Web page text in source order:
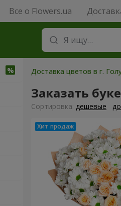
Все о Flowers.ua
Доставка цветов в г.
Заказать
Cортировка: дешевые